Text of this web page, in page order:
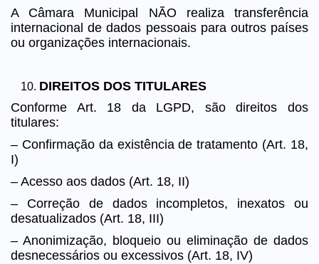
A Câmara Municipal NÃO realiza transferência
internacional de dados pessoais para outros países
ou organizações internacionais.
DIREITOS DOS TITULARES
Conforme Art. 18 da LGPD, são direitos dos
titulares:
– Confirmação da existência de tratamento (Art. 18,
I)
– Acesso aos dados (Art. 18, II)
– Correção de dados incompletos, inexatos ou
desatualizados (Art. 18, III)
– Anonimização, bloqueio ou eliminação de dados
desnecessários ou excessivos (Art. 18, IV)